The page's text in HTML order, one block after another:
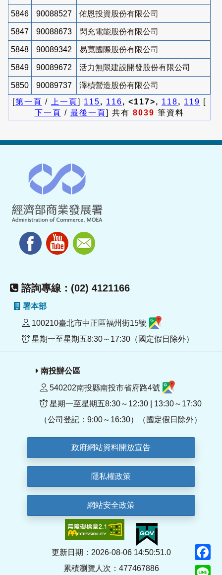
5846 90088527 佑恩投資股份有限公司
5847 90088673 閃充電能股份有限公司
5848 90089342 易寬國際股份有限公司
5849 90089672 活力無限建設開發股份有限公司
5850 90089737
澤楨營造股份有限公司
[第一頁 / 上一頁] 115, 116, <117>, 118, 119 [
下一頁 / 最後一頁] 共有 8039 筆資料
諮詢專線：(02) 4121166
署本部
100210臺北市中正區福州街15號
星期一至星期五8:30～17:30（國定假日除外）
南投辦公區
540202南投縣南投市省府路4號
星期一至星期五8:30～12:30 | 13:30～17:30
（公司登記：9:00～16:30）（國定假日除外）
政府網站資料開放宣告
隱私權政策
網站安全政策
更新日期：2026-08-06 14:50:51.0
累積瀏覽人次：477467886